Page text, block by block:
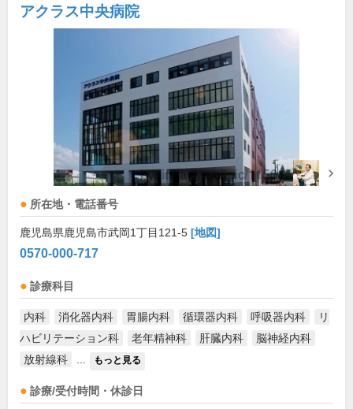
アクラス中央病院
所在地・電話番号
鹿児島県鹿児島市武岡1丁目121-5 [地図]
0570-000-717
診療科目
内科 消化器内科 胃腸内科 循環器内科 呼吸器内科
リ
ハビリテーション科
老年精神科 肝臓内科
脳神経内科
放射線科
もっと見る
診療/受付時間・休診日